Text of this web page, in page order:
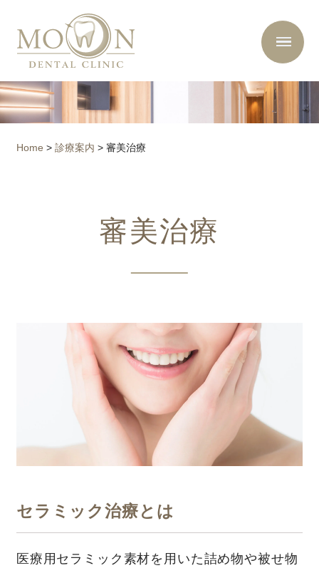
Home > 診療案内 > 審美治療
審美治療
セラミック治療とは
医療⽤セラミック素材を⽤いた詰め物や被せ物